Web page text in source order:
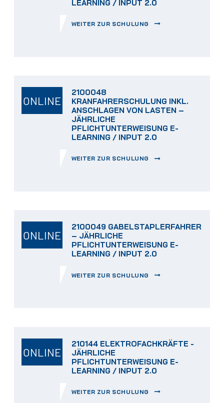
LEARNING / INPUT 2.0
WEITER ZUR SCHULUNG
ONLINE
2100048
KRANFAHRERSCHULUNG INKL.
ANSCHLAGEN VON LASTEN –
JÄHRLICHE
PFLICHTUNTERWEISUNG E-
LEARNING / INPUT 2.0
WEITER ZUR SCHULUNG
ONLINE
2100049 GABELSTAPLERFAHRER
– JÄHRLICHE
PFLICHTUNTERWEISUNG E-
LEARNING / INPUT 2.0
WEITER ZUR SCHULUNG
ONLINE
210144 ELEKTROFACHKRÄFTE -
JÄHRLICHE
PFLICHTUNTERWEISUNG E-
LEARNING / INPUT 2.0
WEITER ZUR SCHULUNG